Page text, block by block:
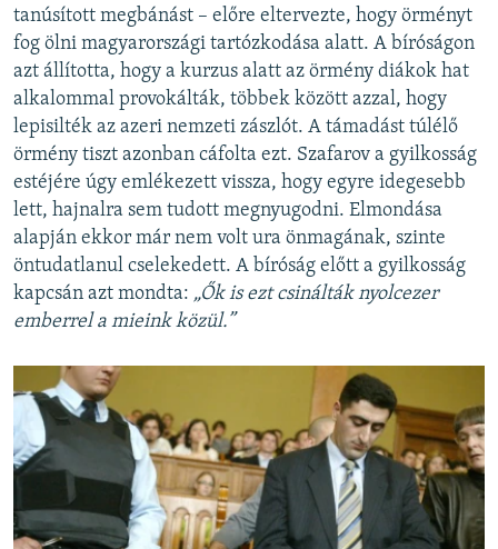
tanúsított megbánást – előre eltervezte, hogy örményt
fog ölni magyarországi tartózkodása alatt. A bíróságon
azt állította, hogy a kurzus alatt az örmény diákok hat
alkalommal provokálták, többek között azzal, hogy
lepisilték az azeri nemzeti zászlót. A támadást túlélő
örmény tiszt azonban cáfolta ezt. Szafarov a gyilkosság
estéjére úgy emlékezett vissza, hogy egyre idegesebb
lett, hajnalra sem tudott megnyugodni. Elmondása
alapján ekkor már nem volt ura önmagának, szinte
öntudatlanul cselekedett. A bíróság előtt a gyilkosság
kapcsán azt mondta: „Ők is ezt csinálták nyolcezer
emberrel a mieink közül.”